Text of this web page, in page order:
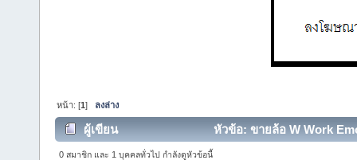
หน้า: [1] ลงล่าง
ผู้เขียน หัวข้อ: ขายล้อ W Work
0 สมาชิก และ 1 บุคคลทั่วไป กำลังดูหัวข้อนี้